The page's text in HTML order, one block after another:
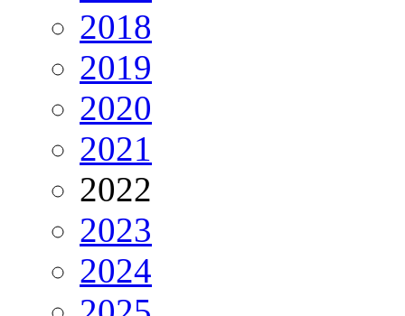
2018
2019
2020
2021
2022
2023
2024